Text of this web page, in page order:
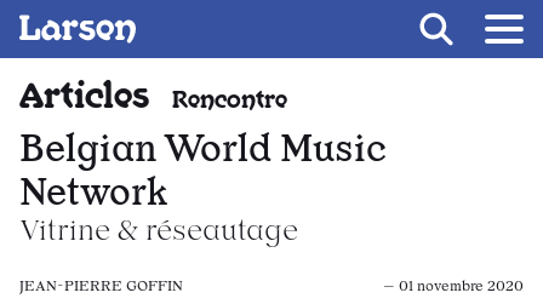
Fil d’ariane
Articles Rencontre
Belgian World Music
Network
Vitrine & réseautage
JEAN-PIERRE GOFFIN — 01 novembre 2020